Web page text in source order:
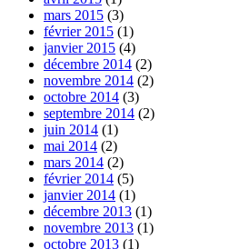
mars 2015 (3)
février 2015 (1)
janvier 2015 (4)
décembre 2014 (2)
novembre 2014 (2)
octobre 2014 (3)
septembre 2014 (2)
juin 2014 (1)
mai 2014 (2)
mars 2014 (2)
février 2014 (5)
janvier 2014 (1)
décembre 2013 (1)
novembre 2013 (1)
octobre 2013 (1)